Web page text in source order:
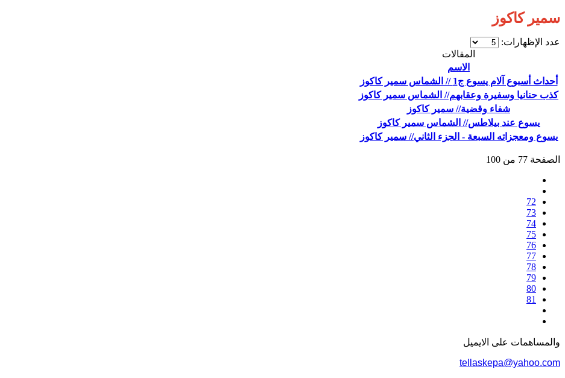
سمير كاكوز
عدد الإظهارات:
المقالات
الاسم
أحداث أسبوع آلام يسوع ج1 // الشماس سمير كاكوز
كذب حنانيا وسفيرة وعقابهم// الشماس سمير كاكوز
شفاء وقضية// سمير كاكوز
يسوع عند بيلاطس// الشماس سمير كاكوز
يسوع ومعجزاته السبعة - الجزء الثاني// سمير كاكوز
الصفحة 77 من 100
72
73
74
75
76
77
78
79
80
81
والمساهمات علی الایمیل
tellaskepa@yahoo.com